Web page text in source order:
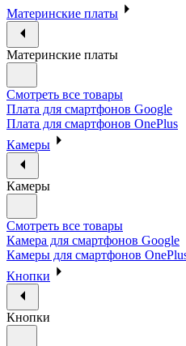
Материнские платы
Материнские платы
Смотреть все товары
Плата для смартфонов Google
Плата для смартфонов OnePlus
Камеры
Камеры
Смотреть все товары
Камера для смартфонов Google
Камеры для смартфонов
Кнопки
Кнопки